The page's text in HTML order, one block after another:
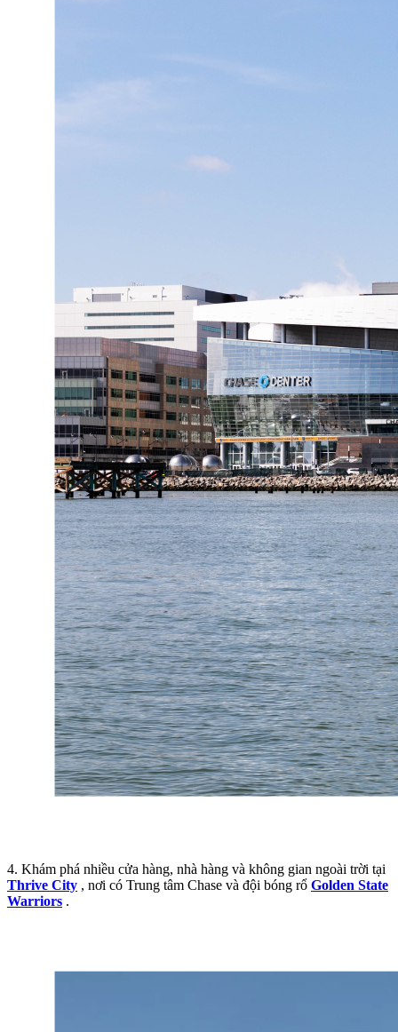
4. Khám phá nhiều cửa hàng, nhà hàng và không gian ngoài trời tại
Thrive City , nơi có Trung tâm Chase và đội bóng rổ Golden State
Warriors .